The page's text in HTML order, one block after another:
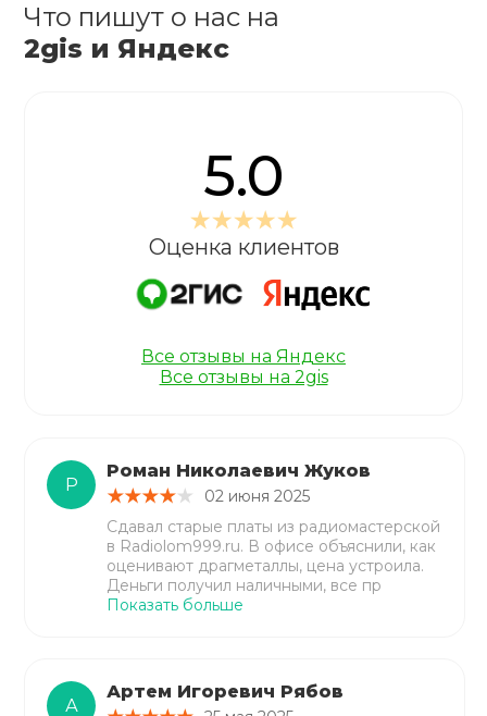
Р
Роман Николаевич Жуков
02 июня 2025
Сдавал старые платы из радиомастерской
в Radiolom999.ru. В офисе объяснили, как
оценивают драгметаллы, цена устроила.
Деньги получил наличными, все пр
Показать больше
А
Артем Игоревич Рябов
Что пишут о нас на
2gis и Яндекс
5.0
Оценка клиентов
Все отзывы на Яндекс
Все отзывы на 2gis